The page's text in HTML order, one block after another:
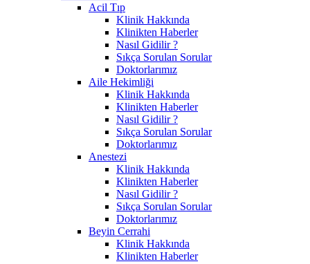
Acil Tıp
Klinik Hakkında
Klinikten Haberler
Nasıl Gidilir ?
Sıkça Sorulan Sorular
Doktorlarımız
Aile Hekimliği
Klinik Hakkında
Klinikten Haberler
Nasıl Gidilir ?
Sıkça Sorulan Sorular
Doktorlarımız
Anestezi
Klinik Hakkında
Klinikten Haberler
Nasıl Gidilir ?
Sıkça Sorulan Sorular
Doktorlarımız
Beyin Cerrahi
Klinik Hakkında
Klinikten Haberler